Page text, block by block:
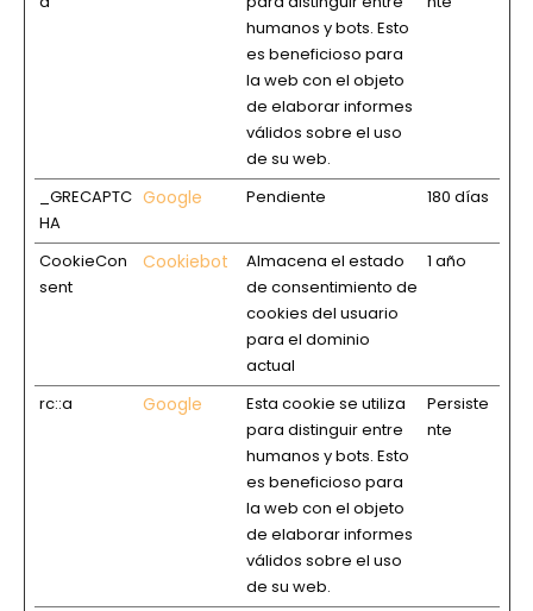
humanos y bots. Esto
es beneficioso para
la web con el objeto
de elaborar informes
válidos sobre el uso
de su web.
_GRECAPTC
HA
Google Pendiente 180 días
CookieCon
sent
Cookiebot
Almacena el estado
de consentimiento de
cookies del usuario
para el dominio
actual
1 año
rc::a Google
Esta cookie se utiliza
para distinguir entre
humanos y bots. Esto
es beneficioso para
la web con el objeto
de elaborar informes
válidos sobre el uso
de su web.
Persiste
nte